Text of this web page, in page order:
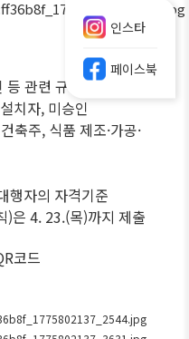
관련 규제 39건
치자, 미승인
축주, 식품 제조·가공·
행자의 자격기준
)은 4. 23.(목)까지 제출
코드
인스타
페이스북